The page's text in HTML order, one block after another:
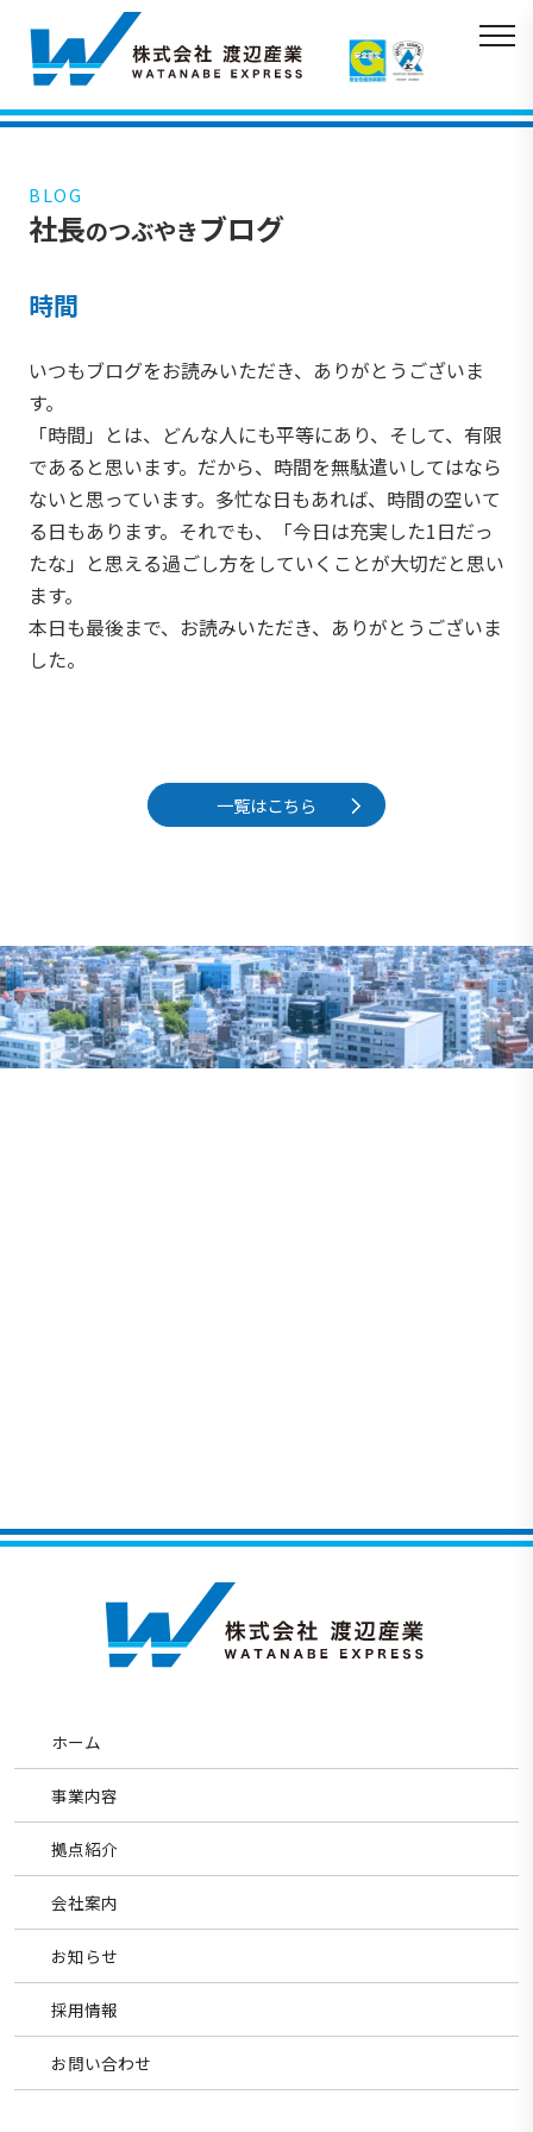
BLOG
社長のつぶやきブログ
時間
いつもブログをお読みいただき、ありがとうございま
す。
「時間」とは、どんな人にも平等にあり、そして、有限
であると思います。だから、時間を無駄遣いしてはなら
ないと思っています。多忙な日もあれば、時間の空いて
る日もあります。それでも、「今日は充実した1日だっ
たな」と思える過ごし方をしていくことが大切だと思い
ます。
本日も最後まで、お読みいただき、ありがとうございま
した。
一覧はこちら
ホーム
事業内容
拠点紹介
会社案内
お知らせ
採用情報
お問い合わせ